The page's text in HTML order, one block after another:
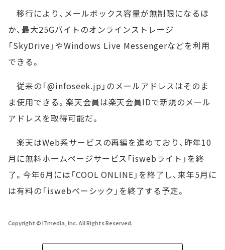
移行により、メールボックス容量が無制限になるほ
か、最大25Gバイトのオンラインストレージ
「SkyDrive」やWindows Live Messengerなどを利用
できる。
従来の「@infoseek.jp」のメールアドレスはそのま
ま使用できる。楽天会員は楽天会員IDで新規のメール
アドレスを取得可能だ。
楽天はWeb系サービスの再編を進めており、昨年10
月に無料ホームページサービス「iswebライト」を終
了。今年6月には「COOL ONLINE」を終了し、来年5月に
は有料の「iswebベーシック」を終了する予定。
Copyright © ITmedia, Inc. All Rights Reserved.